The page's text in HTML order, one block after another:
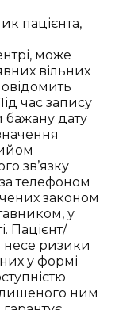
пацієнта,
може
вільних
час запису
бажану дату
зв’язку
телефоном
законом
у
Пацієнт/
несе ризики
у формі
ним